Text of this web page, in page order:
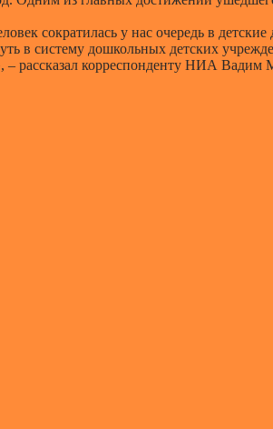
сократилась у нас очередь в
в систему дошкольных детских
– рассказал корреспонденту НИА Вадим